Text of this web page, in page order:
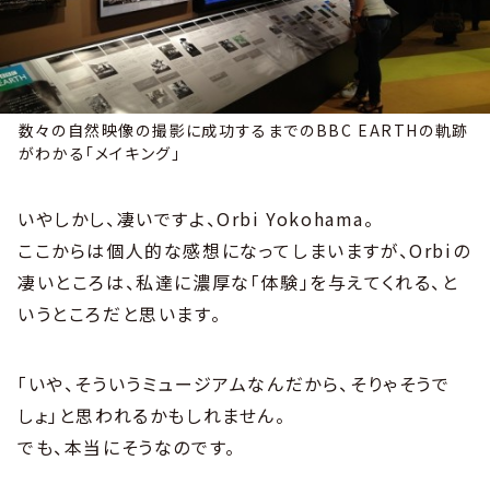
数々の自然映像の撮影に成功するまでのBBC EARTHの軌跡
がわかる「メイキング」
いやしかし、凄いですよ、Orbi Yokohama。
ここからは個人的な感想になってしまいますが、Orbiの
凄いところは、私達に濃厚な「体験」を与えてくれる、と
いうところだと思います。
「いや、そういうミュージアムなんだから、そりゃそうで
しょ」と思われるかもしれません。
でも、本当にそうなのです。